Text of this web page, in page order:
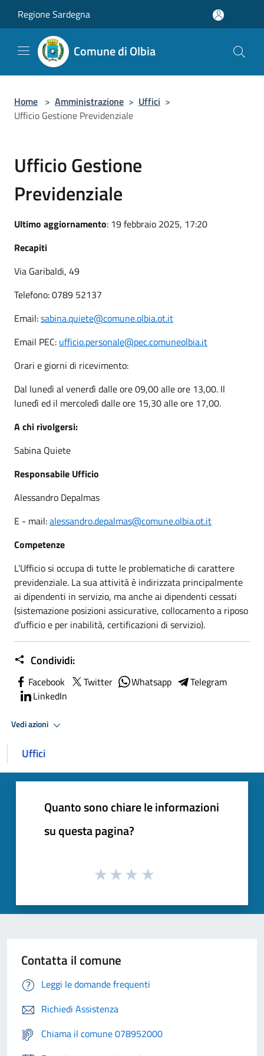
Regione Sardegna
Comune di Olbia
Home > Amministrazione > Uffici >
Ufficio Gestione Previdenziale
Ufficio Gestione
Previdenziale
Ultimo aggiornamento: 19 febbraio 2025, 17:20
Recapiti
Via Garibaldi, 49
Telefono: 0789 52137
Email:sabina.quiete@comune.olbia.ot.it
Email PEC: ufficio.personale@pec.comuneolbia.it
Orari e giorni di ricevimento:
Dal lunedì al venerdì dalle ore 09,00 alle ore 13,00. Il
lunedì ed il mercoledì dalle ore 15,30 alle ore 17,00.
A chi rivolgersi:
Sabina Quiete
Responsabile Ufficio
Alessandro Depalmas
E - mail:alessandro.depalmas@comune.olbia.ot.it
Competenze
L’Ufficio si occupa di tutte le problematiche di carattere
previdenziale. La sua attività è indirizzata principalmente
ai dipendenti in servizio, ma anche ai dipendenti cessati
(sistemazione posizioni assicurative, collocamento a riposo
d’ufficio e per inabilità, certificazioni di servizio).
Condividi:
Facebook Twitter Whatsapp
Telegram
LinkedIn
Vedi azioni
Uffici
Quanto sono chiare le informazioni
su questa pagina?
Contatta il comune
Leggi le domande frequenti
Richiedi Assistenza
Chiama il comune 078952000